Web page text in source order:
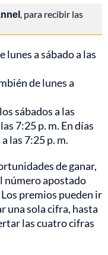
, para recibir las
lunes a sábado a las
de lunes a
sábados a las
7:25 p. m. En días
las 7:25 p. m.
de ganar,
número apostado
premios pueden ir
una sola cifra, hasta
las cuatro cifras